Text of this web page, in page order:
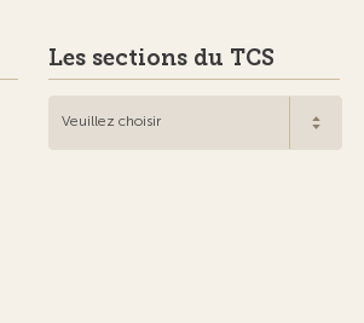
Les sections du TCS
Veuillez choisir